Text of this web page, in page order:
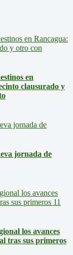
en
clausurado y
jornada de
los avances
tras sus primeros